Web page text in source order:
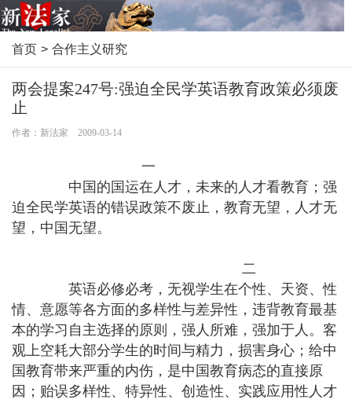
首页 > 合作主义研究
两会提案247号:强迫全民学英语教育政策必须废
止
作者：新法家 2009-03-14
一
中国的国运在人才，未来的人才看教育；强
迫全民学英语的错误政策不废止，教育无望，人才无
望，中国无望。
二
英语必修必考，无视学生在个性、天资、性
情、意愿等各方面的多样性与差异性，违背教育最基
本的学习自主选择的原则，强人所难，强加于人。客
观上空耗大部分学生的时间与精力，损害身心；给中
国教育带来严重的内伤，是中国教育病态的直接原
因；贻误多样性、特异性、创造性、实践应用性人才